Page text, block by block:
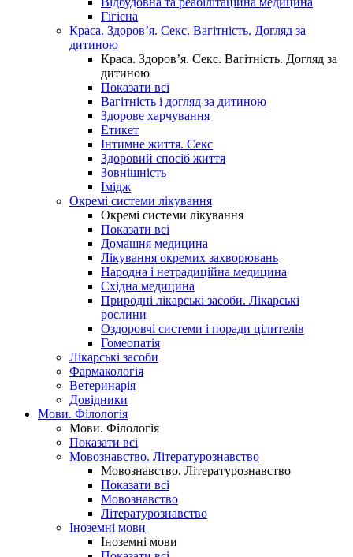
Гігієна
Краса. Здоров’я. Секс. Вагітність. Догляд за
дитиною
Краса. Здоров’я. Секс. Вагітність. Догляд за
дитиною
Показати всі
Вагітність і догляд за дитиною
Здорове харчування
Етикет
Інтимне життя. Секс
Здоровий спосіб життя
Зовнішність
Імідж
Окремі системи лікування
Окремі системи лікування
Показати всі
Домашня медицина
Лікування окремих захворювань
Народна і нетрадиційна медицина
Східна медицина
Природні лікарські засоби. Лікарські
рослини
Оздоровчі системи і поради цілителів
Гомеопатія
Лікарські засоби
Фармакологія
Ветеринарія
Довідники
Мови. Філологія
Мови. Філологія
Показати всі
Мовознавство. Літературознавство
Мовознавство. Літературознавство
Показати всі
Мовознавство
Літературознавство
Іноземні мови
Іноземні мови